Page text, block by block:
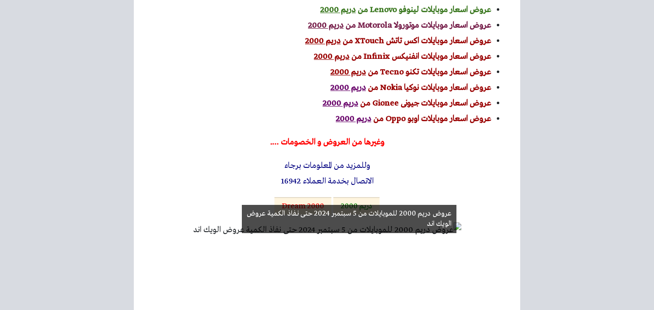
عروض اسعار موبايلات لينوفو Lenovo من
دريم 2000
عروض اسعار موبايلات موتورولا Motorola من
دريم 2000
عروض اسعار موبايلات اكس تاتش XTouch من
دريم 2000
عروض اسعار موبايلات انفنيكس Infinix من
دريم 2000
عروض اسعار موبايلات تكنو Tecno من
دريم 2000
عروض اسعار موبايلات نوكيا Nokia من
دريم 2000
عروض اسعار موبايلات جيونى Gionee من
دريم 2000
عروض اسعار موبايلات اوبو Oppo من
دريم 2000
وغيرها من العروض و الخصومات ….
وللمزيد من المعلومات برجاء
الاتصال بخدمة العملاء 16942
دريم 2000 Dream 2000
عروض دريم 2000 للموبايلات من 5 سبتمبر 2024 حتى نفاذ الكمية عروض
الويك اند